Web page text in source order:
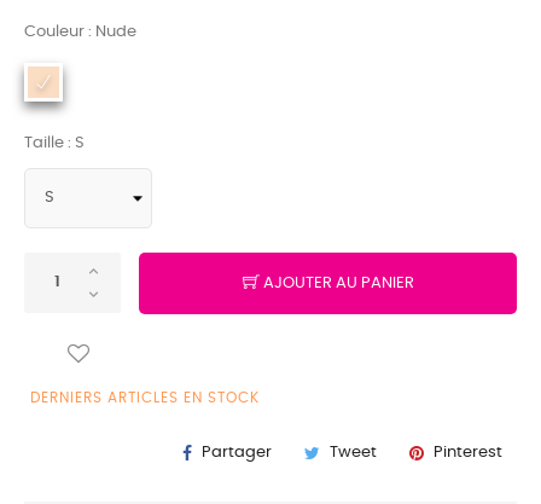
Couleur : Nude
Taille : S
AJOUTER AU PANIER
DERNIERS ARTICLES EN STOCK
Partager Tweet Pinterest